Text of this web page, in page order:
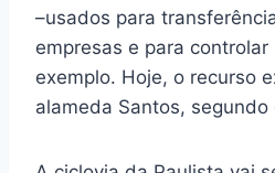
–usados para
empresas e para
exemplo. Hoje, o recurso
alameda Santos, segundo